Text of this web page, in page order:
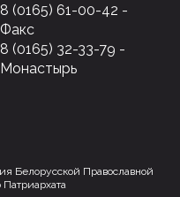
8 (0165) 61-00-42 -
Факс
8 (0165) 32-33-79 -
Монастырь
Белорусской Православной